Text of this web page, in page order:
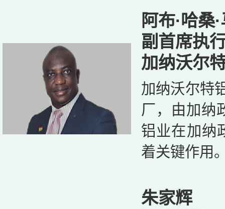
阿布·哈桑
副首席执
加纳沃尔
加纳沃尔特
厂，由加纳
铝业在加纳
着关键作用
朱家辉